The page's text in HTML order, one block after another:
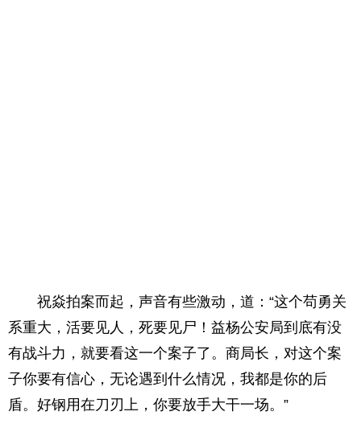
祝焱拍案而起，声音有些激动，道：“这个苟勇关
系重大，活要见人，死要见尸！益杨公安局到底有没
有战斗力，就要看这一个案子了。商局长，对这个案
子你要有信心，无论遇到什么情况，我都是你的后
盾。好钢用在刀刃上，你要放手大干一场。”